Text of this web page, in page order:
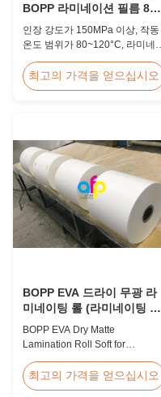
BOPP 라미네이션 필름 80-
120C 포스트 프레스
인장 강도가 150MPa 이상, 작동
온도 범위가 80~120°C, 라미네이
인장 광택 BOPP 열 라미네이션
필름으로 상업용 인쇄 환경의 인
최고의 가격을 얻으십시오
BOPP EVA 드라이 무광 라
미네이팅 롤 (라미네이팅 및
인쇄용)
BOPP EVA Dry Matte
Lamination Roll Soft for
EVA Dry Matte Lamination Film
for Lamination and Printing
최고의 가격을 얻으십시오